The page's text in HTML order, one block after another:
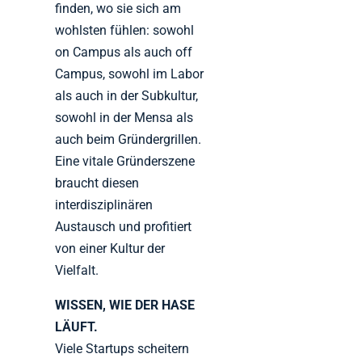
finden, wo sie sich am
wohlsten fühlen: sowohl
on Campus als auch off
Campus, sowohl im Labor
als auch in der Subkultur,
sowohl in der Mensa als
auch beim Gründergrillen.
Eine vitale Gründerszene
braucht diesen
interdisziplinären
Austausch und profitiert
von einer Kultur der
Vielfalt.
WISSEN, WIE DER HASE
LÄUFT.
Viele Startups scheitern